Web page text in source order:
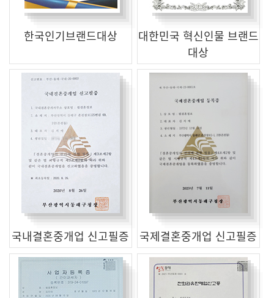
한국인기브랜드대상
대한민국 혁신인물 브랜드
대상
국내결혼중개업 신고필증 국제결혼중개업 신고필증